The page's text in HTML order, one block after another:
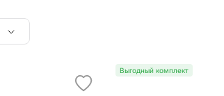
Выгодный комплект